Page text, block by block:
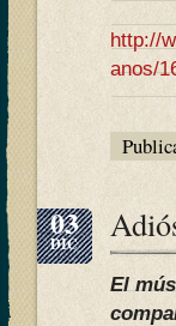
http://
anos/
03
DIC
El